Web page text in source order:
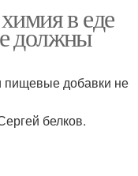
в еде
должны
добавки не
белков.